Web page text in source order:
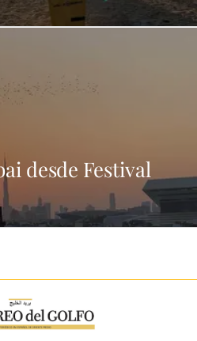
desde Festival